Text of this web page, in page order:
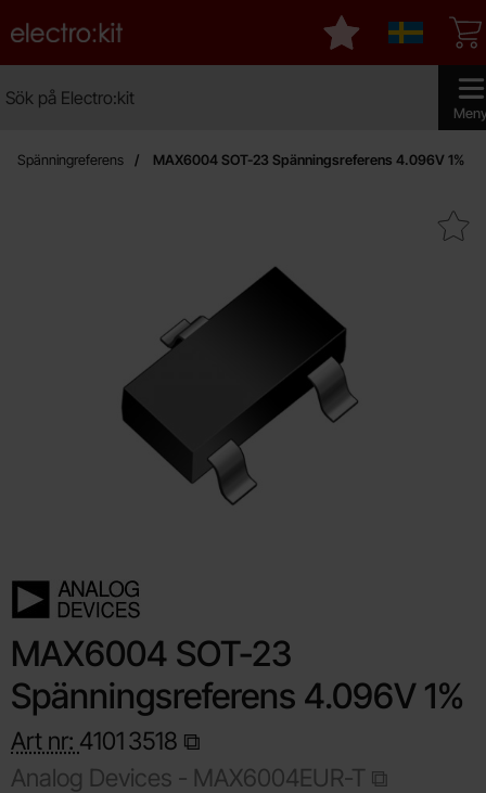
Startsidan för Electro:kit
Sverige
Mina favoriter
Spänningreferens MAX6004 SOT-23 Spänningsreferens 4.096V 1%
Makera mAX6004 SOT-23
MAX6004 SOT-23
Spänningsreferens 4.096V 1%
Art nr: 41013518
Analog Devices - MAX6004EUR-T